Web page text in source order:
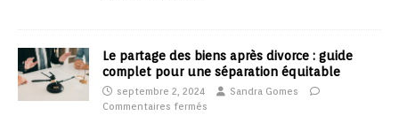
Le partage des biens après divorce : guide
complet pour une séparation équitable
septembre 2, 2024
Sandra Gomes
Commentaires fermés